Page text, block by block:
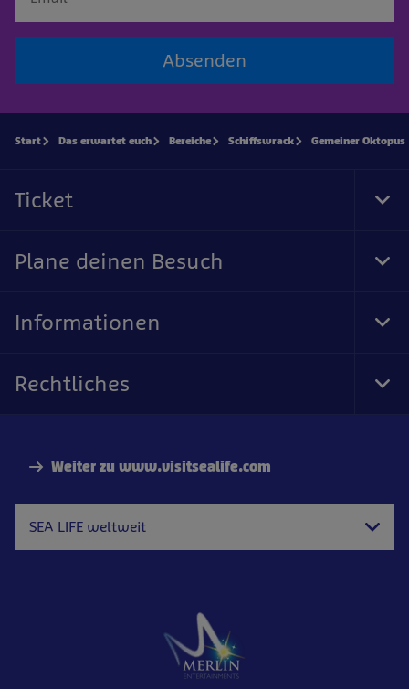
Absenden
Weiter zu www.visitsealife.com
SEA LIFE weltweit
Start Das erwartet euch Bereiche Schiffswrack Gemeiner Oktopus
Ticket
Plane deinen Besuch
Informationen
Rechtliches